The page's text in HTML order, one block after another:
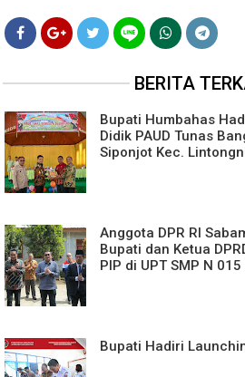
BERITA
Bupati Humbahas
Didik PAUD Tunas
Siponjot Kec.
Anggota DPR RI
Bupati dan Ketua
PIP di UPT SMP N
Bupati Hadiri